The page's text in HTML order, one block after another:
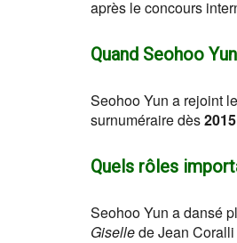
après le concours
Quand Seohoo
Seohoo Yun a rejoint
surnuméraire dès2015
Quels rôles
Seohoo Yun a dansé
Gisellede Jean